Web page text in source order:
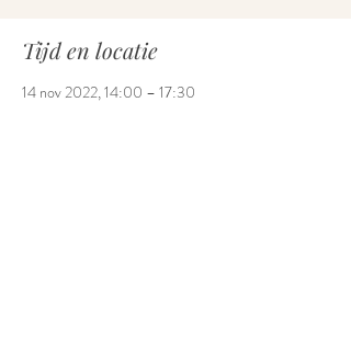
Tijd en locatie
14 nov 2022, 14:00 – 17:30